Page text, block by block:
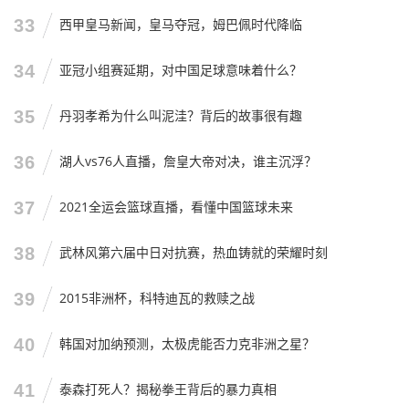
33 西甲皇马新闻，皇马夺冠，姆巴佩时代降临
34 亚冠小组赛延期，对中国足球意味着什么？
35 丹羽孝希为什么叫泥洼？背后的故事很有趣
36 湖人vs76人直播，詹皇大帝对决，谁主沉浮？
37 2021全运会篮球直播，看懂中国篮球未来
38 武林风第六届中日对抗赛，热血铸就的荣耀时刻
39 2015非洲杯，科特迪瓦的救赎之战
40 韩国对加纳预测，太极虎能否力克非洲之星？
41 泰森打死人？揭秘拳王背后的暴力真相